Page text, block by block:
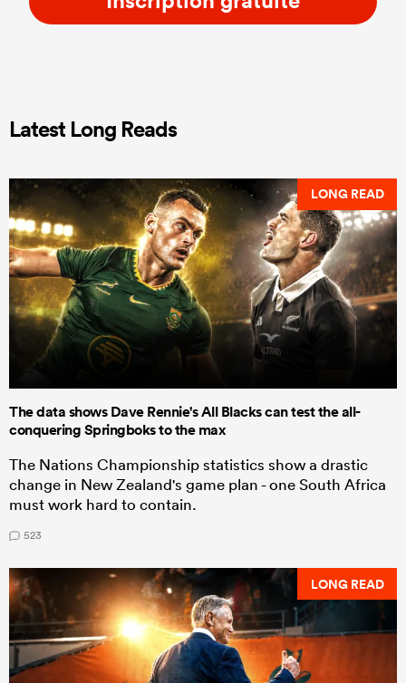
Latest Long Reads
LONG READ
The data shows Dave Rennie's All Blacks can test the all-
conquering Springboks to the max
The Nations Championship statistics show a drastic
change in New Zealand's game plan - one South Africa
must work hard to contain.
523
LONG READ